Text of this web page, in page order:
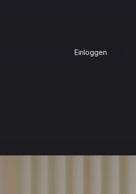
Einloggen